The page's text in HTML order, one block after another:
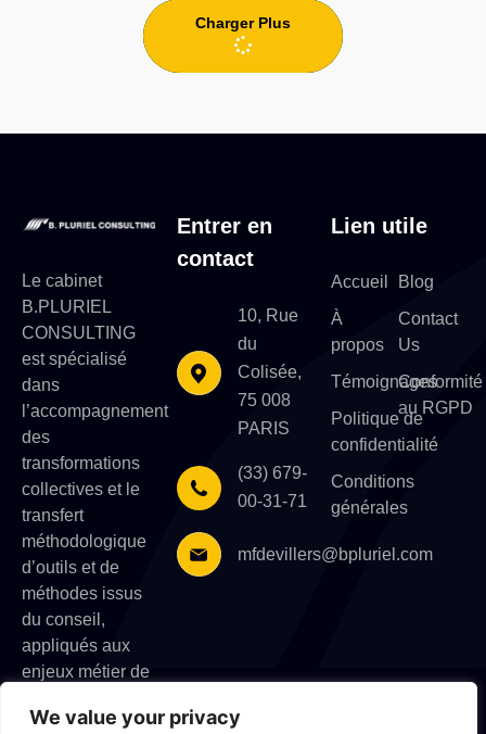
We value your privacy
Charger Plus
Le cabinet
B.PLURIEL
CONSULTING
est spécialisé
dans
l’accompagnement
des
transformations
collectives et le
transfert
méthodologique
d’outils et de
méthodes issus
du conseil,
appliqués aux
enjeux métier de
Entrer en
contact
10, Rue
du
Colisée,
75 008
PARIS
(33) 679-
00-31-71
mfdevillers@bpluriel.com
Lien utile
Accueil
À
propos
Témoignages
Politique de
confidentialité
Conditions
générales
Blog
Contact
Us
Conformité
au RGPD